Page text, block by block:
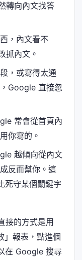
轉向內文找答
，內文看不
抓內文。
，或寫得太通
Google 直接忽
常會從首頁內
你寫的。
越傾向從內文
反而幫你。這
死守某個關鍵字
接的方式是用
」報表，點進個
在 Google 搜尋